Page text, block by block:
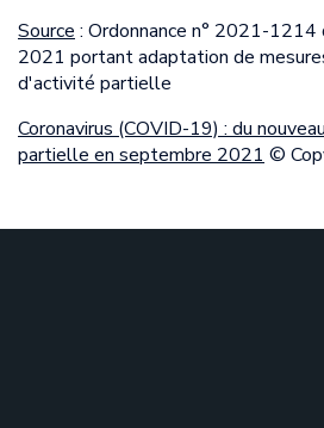
Source : Ordonnance n° 2021-
2021 portant adaptation de
d'activité partielle
Coronavirus (COVID-19) : du
partielle en septembre 2021 ©